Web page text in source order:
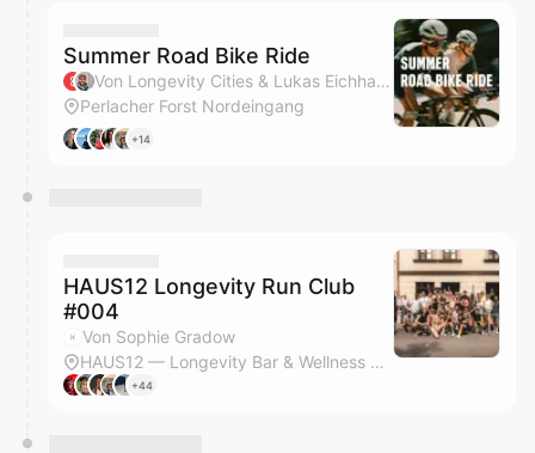
Summer Road Bike Ride
Von Longevity Cities & Lukas Eichhammer
Perlacher Forst Nordeingang
+14
HAUS12 Longevity Run Club
#004
Von Sophie Gradow
HAUS12 — Longevity Bar & Wellness Store
+44